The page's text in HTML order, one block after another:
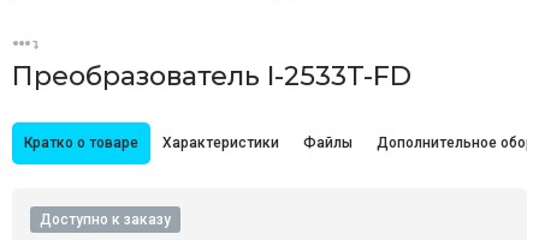
Преобразователь I-2533T-FD
Кратко о товаре Характеристики Файлы Дополнительное
Доступно к заказу